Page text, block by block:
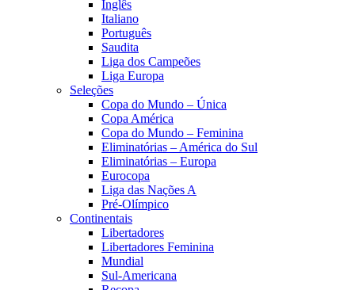
Inglês
Italiano
Português
Saudita
Liga dos Campeões
Liga Europa
Seleções
Copa do Mundo – Única
Copa América
Copa do Mundo – Feminina
Eliminatórias – América do Sul
Eliminatórias – Europa
Eurocopa
Liga das Nações A
Pré-Olímpico
Continentais
Libertadores
Libertadores Feminina
Mundial
Sul-Americana